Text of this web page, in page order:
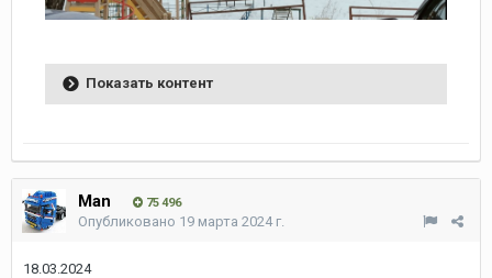
Показать контент
Man 75 496
Опубликовано 19 марта 2024 г.
18.03.2024